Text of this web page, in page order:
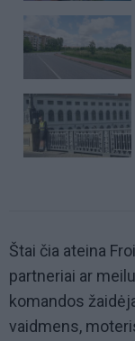
Štai čia ateina
partneriai ar
komandos
vaidmens,